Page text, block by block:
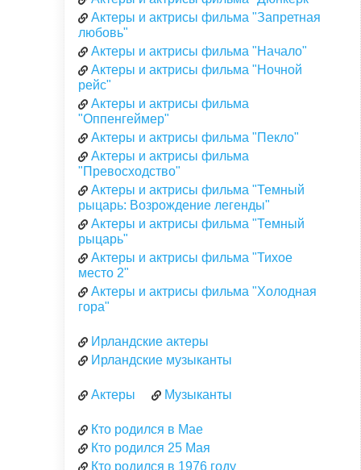
Актеры и актрисы фильма "Запретная
любовь"
Актеры и актрисы фильма "Начало"
Актеры и актрисы фильма "Ночной
рейс"
Актеры и актрисы фильма
"Оппенгеймер"
Актеры и актрисы фильма "Пекло"
Актеры и актрисы фильма
"Превосходство"
Актеры и актрисы фильма "Темный
рыцарь: Возрождение легенды"
Актеры и актрисы фильма "Темный
рыцарь"
Актеры и актрисы фильма "Тихое
место 2"
Актеры и актрисы фильма "Холодная
гора"
Ирландские актеры
Ирландские музыканты
Актеры Музыканты
Кто родился в Мае
Кто родился 25 Мая
Кто родился в 1976 году